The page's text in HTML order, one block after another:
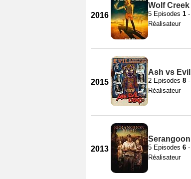
2016
Wolf
5 Episodes 1 -
Réalisateur
2015
Ash vs
2 Episodes 8 -
Réalisateur
2013 5 Episodes 6 -
Réalisateur